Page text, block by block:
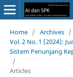
Home / Archives /
Vol. 2 No. 1 (2024):
Sistem Penunjang
/
Articles